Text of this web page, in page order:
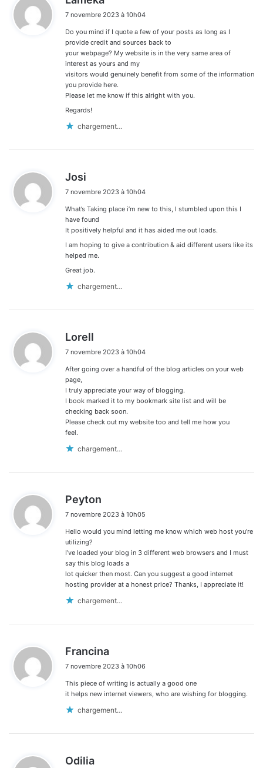
t
:
7 novembre 2023 à 10h04
Do you mind if I quote a few of your posts as long as I
provide credit and sources back to
your webpage? My website is in the very same area of
interest as yours and my
visitors would genuinely benefit from some of the information
you provide here.
Please let me know if this alright with you.
Regards!
chargement…
Josi
t
:
7 novembre 2023 à 10h04
What’s Taking place i’m new to this, I stumbled upon this I
have found
It positively helpful and it has aided me out loads.
I am hoping to give a contribution & aid different users like its
helped me.
Great job.
chargement…
Lorell
t
7 novembre 2023 à 10h04
After going over a handful of the blog articles on your web
page,
I truly appreciate your way of blogging.
I book marked it to my bookmark site list and will be
checking back soon.
Please check out my website too and tell me how you
feel.
chargement…
Peyton
t
7 novembre 2023 à 10h05
Hello would you mind letting me know which web host you’re
utilizing?
I’ve loaded your blog in 3 different web browsers and I must
say this blog loads a
lot quicker then most. Can you suggest a good internet
hosting provider at a honest price? Thanks, I appreciate it!
chargement…
Francina
t
:
7 novembre 2023 à 10h06
This piece of writing is actually a good one
it helps new internet viewers, who are wishing for blogging.
chargement…
Odilia